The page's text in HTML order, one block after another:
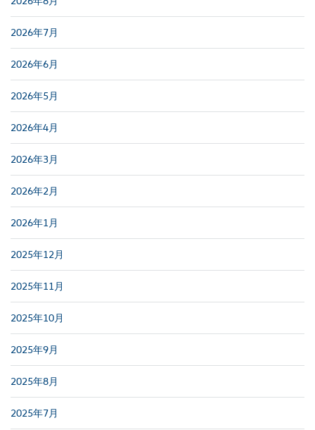
2026年7月
2026年6月
2026年5月
2026年4月
2026年3月
2026年2月
2026年1月
2025年12月
2025年11月
2025年10月
2025年9月
2025年8月
2025年7月